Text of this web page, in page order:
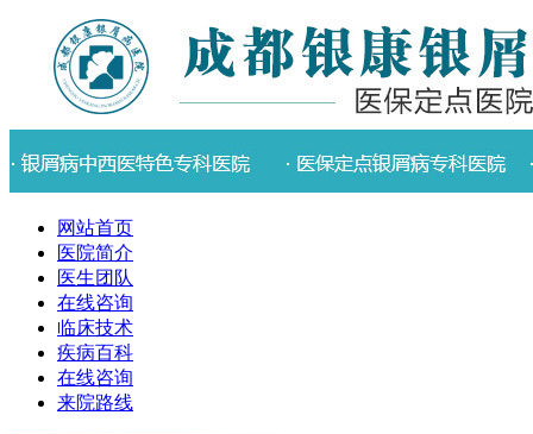
网站首页
医院简介
医生团队
在线咨询
临床技术
疾病百科
在线咨询
来院路线